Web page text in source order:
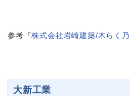
参考『株式会社岩崎建築/木らく
大新工業